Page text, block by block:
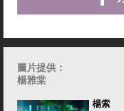
圖片提供：
楊雅棠
楊索